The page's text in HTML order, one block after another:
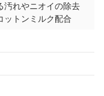
汚れやニオイの除去
ットンミルク配合